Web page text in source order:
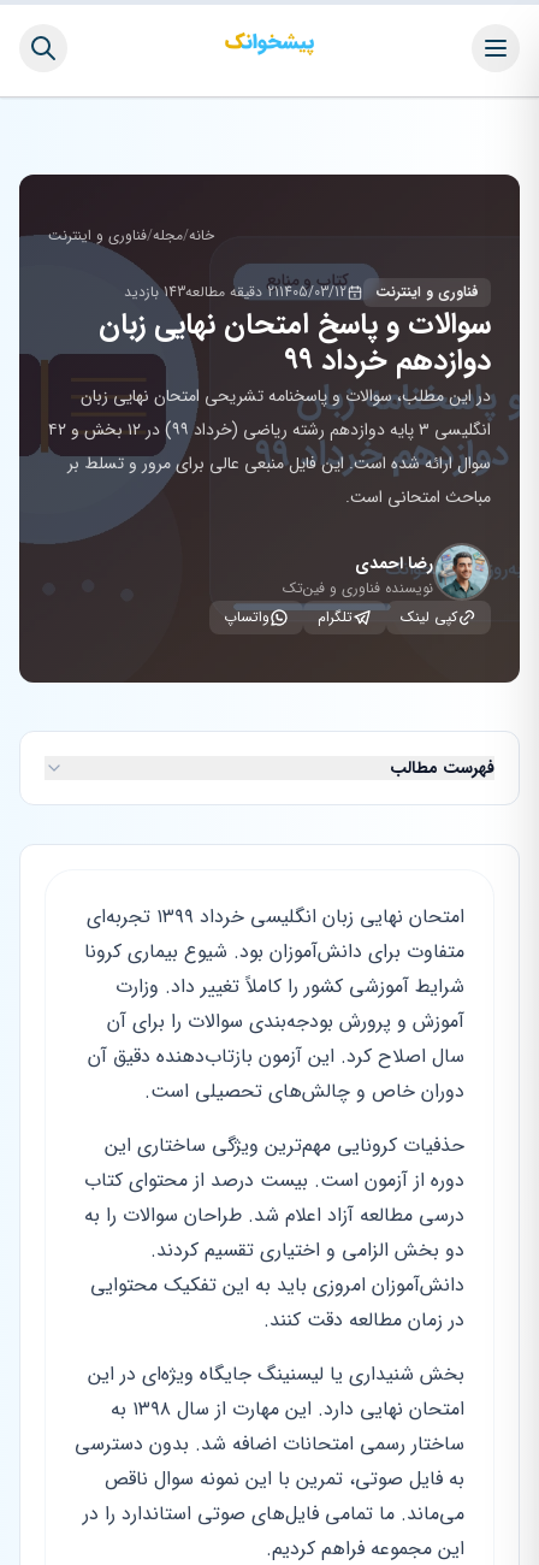
خانه/مجله/فناوری و اینترنت
فناوری و اینترنت 1405/03/1221 دقیقه مطالعه 143 بازدید
سوالات و پاسخ امتحان نهایی زبان
دوازدهم خرداد ۹۹
در این مطلب، سوالات و پاسخنامه تشریحی امتحان نهایی زبان
انگلیسی ۳ پایه دوازدهم رشته ریاضی (خرداد ۹۹) در ۱۲ بخش و ۴۲
سوال ارائه شده است. این فایل منبعی عالی برای مرور و تسلط بر
مباحث امتحانی است.
رضا احمدی
نویسنده فناوری و فین‌تک
کپی لینک
تلگرام واتساپ
فهرست مطالب
امتحان نهایی زبان انگلیسی خرداد ۱۳۹۹ تجربه‌ای
متفاوت برای دانش‌آموزان بود. شیوع بیماری کرونا
شرایط آموزشی کشور را کاملاً تغییر داد. وزارت
آموزش و پرورش بودجه‌بندی سوالات را برای آن
سال اصلاح کرد. این آزمون بازتاب‌دهنده دقیق آن
دوران خاص و چالش‌های تحصیلی است.
حذفیات کرونایی مهم‌ترین ویژگی ساختاری این
دوره از آزمون است. بیست درصد از محتوای کتاب
درسی مطالعه آزاد اعلام شد. طراحان سوالات را به
دو بخش الزامی و اختیاری تقسیم کردند.
دانش‌آموزان امروزی باید به این تفکیک محتوایی
در زمان مطالعه دقت کنند.
بخش شنیداری یا لیسنینگ جایگاه ویژه‌ای در این
امتحان نهایی دارد. این مهارت از سال ۱۳۹۸ به
ساختار رسمی امتحانات اضافه شد. بدون دسترسی
به فایل صوتی، تمرین با این نمونه سوال ناقص
می‌ماند. ما تمامی فایل‌های صوتی استاندارد را در
این مجموعه فراهم کردیم.